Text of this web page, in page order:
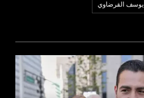
يوسف القرضاوي